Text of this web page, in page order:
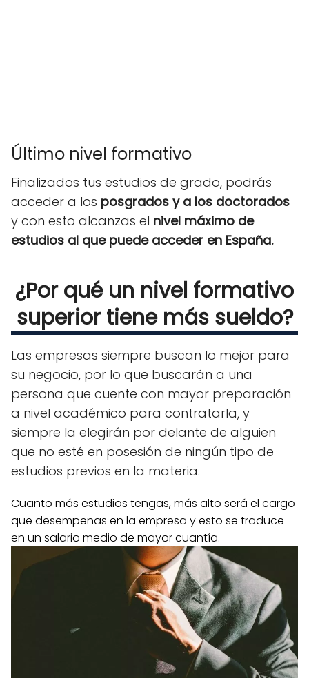
Último nivel formativo
Finalizados tus estudios de grado, podrás
acceder a los posgrados y a los doctorados
y con esto alcanzas el nivel máximo de
estudios al que puede acceder en España.
¿Por qué un nivel formativo
superior tiene más sueldo?
Las empresas siempre buscan lo mejor para
su negocio, por lo que buscarán a una
persona que cuente con mayor preparación
a nivel académico para contratarla, y
siempre la elegirán por delante de alguien
que no esté en posesión de ningún tipo de
estudios previos en la materia.
Cuanto más estudios tengas, más alto será el cargo
que desempeñas en la empresa y esto se traduce
en un salario medio de mayor cuantía.